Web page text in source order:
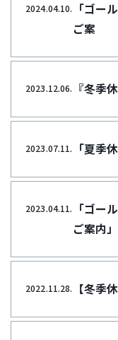
2024.04.10.
「ゴー
ご案
2023.12.06. 『冬季
2023.07.11. 「夏季
2023.04.11.
「ゴー
ご案内」
2022.11.28. 【冬季